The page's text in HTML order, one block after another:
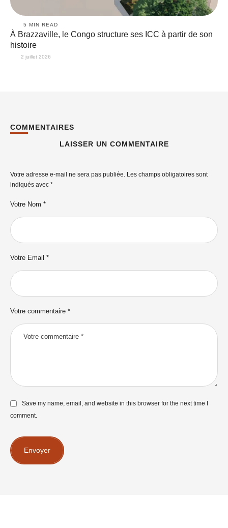
5 MIN READ
À Brazzaville, le Congo structure ses ICC à partir de son
histoire
2 juillet 2026
COMMENTAIRES
LAISSER UN COMMENTAIRE
Votre adresse e-mail ne sera pas publiée. Les champs obligatoires sont
indiqués avec *
Votre commentaire *
Votre Nom *
Votre Email *
Save my name, email, and website in this browser for the next time I
comment.
Envoyer